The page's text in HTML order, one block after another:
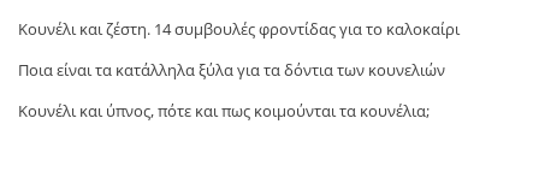
Κουνέλι και ζέστη. 14 συμβουλές φροντίδας για το καλοκαίρι
Ποια είναι τα κατάλληλα ξύλα για τα δόντια των κουνελιών
Κουνέλι και ύπνος, πότε και πως κοιμούνται τα κουνέλια;